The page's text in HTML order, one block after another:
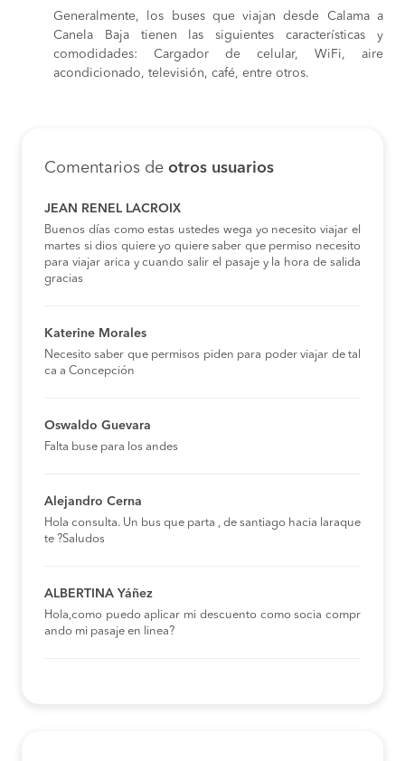
Generalmente, los buses que viajan desde Calama a
Canela Baja tienen las siguientes características y
comodidades: Cargador de celular, WiFi, aire
acondicionado, televisión, café, entre otros.
Comentarios de otros usuarios
JEAN RENEL LACROIX
Buenos días como estas ustedes wega yo necesito viajar el
martes si dios quiere yo quiere saber que permiso necesito
para viajar arica y cuando salir el pasaje y la hora de salida
gracias
Katerine Morales
Necesito saber que permisos piden para poder viajar de tal
ca a Concepción
Oswaldo Guevara
Falta buse para los andes
Alejandro Cerna
Hola consulta. Un bus que parta , de santiago hacia laraque
te ?Saludos
ALBERTINA Yáñez
Hola,como puedo aplicar mi descuento como socia compr
ando mi pasaje en linea?